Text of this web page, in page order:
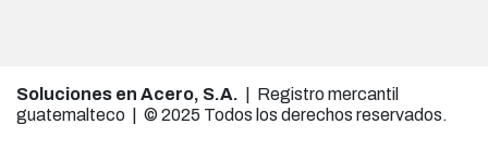
Soluciones en Acero, S.A. | Registro mercantil
guatemalteco | © 2025 Todos los derechos reservados.